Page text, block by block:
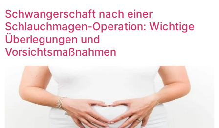
Schwangerschaft nach einer
Schlauchmagen-Operation: Wichtige
Überlegungen und
Vorsichtsmaßnahmen